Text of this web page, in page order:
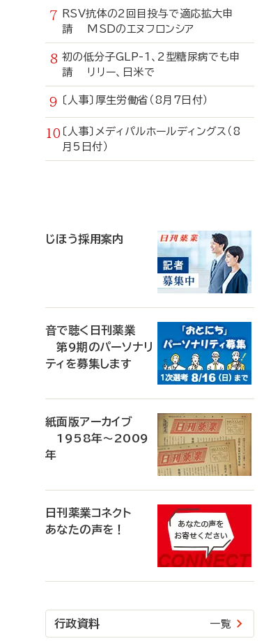
RSV抗体の2回目投与で適応拡大申
請 MSDのエヌフロンシア
初の低分子GLP-1、2型糖尿病でも申
請 リリー、日米で
〔人事〕厚生労働省（8月7日付）
〔人事〕メディパルホールディングス（8
月5日付）
じほう採用案内
音で聴く日刊薬業
第9期のパーソナリ
ティを募集します
紙面版アーカイブ
1958年～2009
年
日刊薬業コネクト
あなたの声を！
行政資料 一覧